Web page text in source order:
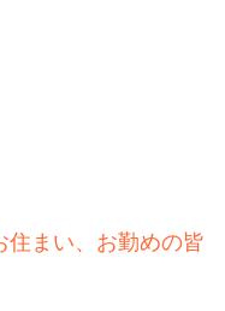
住まい、お勤めの皆